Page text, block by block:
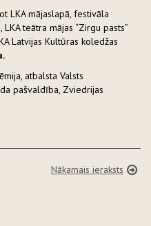
LKA mājaslapā, festivāla
, LKA teātra mājas “Zirgu pasts”
Latvijas Kultūras koledžas
atbalsta Valsts
pašvaldība, Zviedrijas
Nākamais ieraksts